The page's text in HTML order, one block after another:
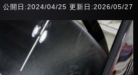
公開日:2024/04/25 更新日:2026/05/27